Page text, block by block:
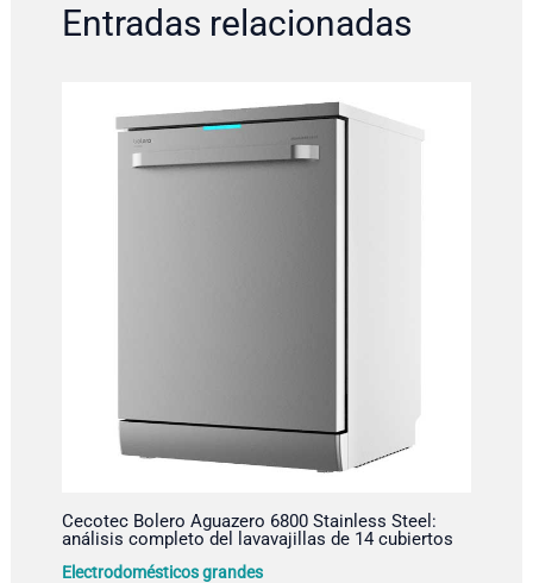
Entradas relacionadas
Cecotec Bolero Aguazero 6800 Stainless Steel:
análisis completo del lavavajillas de 14 cubiertos
Electrodomésticos grandes